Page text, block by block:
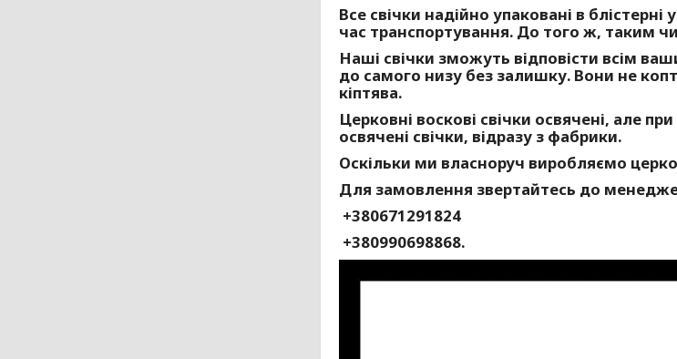
Все свічки надійно упаковані в
час транспортування. До того ж, таким
Наші свічки зможуть відповісти всім
до самого низу без залишку. Вони не
кіптява.
Церковні воскові свічки освячені, але
освячені свічки, відразу з фабрики.
Оскільки ми власноруч виробляємо
Для замовлення звертайтесь до
+380671291824
+380990698868.